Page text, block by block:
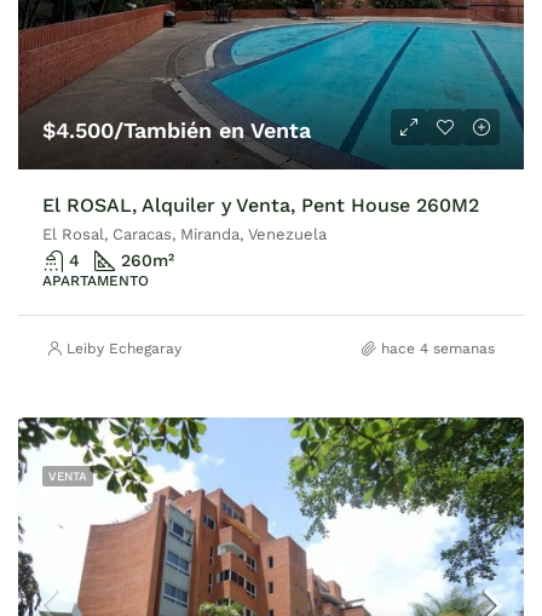
$4.500/También en Venta
El ROSAL, Alquiler y Venta, Pent House 260M2
El Rosal, Caracas, Miranda, Venezuela
4 260m²
APARTAMENTO
Leiby Echegaray hace 4 semanas
VENTA